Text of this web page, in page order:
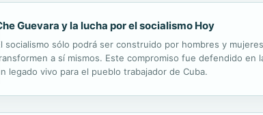
Guevara y la lucha por el socialismo Hoy
socialismo sólo podrá ser construido por hombres y
a sí mismos. Este compromiso fue defendido en
legado vivo para el pueblo trabajador de Cuba.